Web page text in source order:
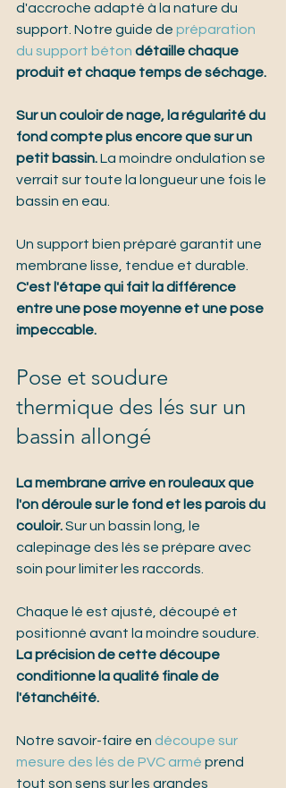
d'accroche adapté à la nature du
support. Notre guide de préparation
du support béton détaille chaque
produit et chaque temps de séchage.
Sur un couloir de nage, la régularité du
fond compte plus encore que sur un
petit bassin. La moindre ondulation se
verrait sur toute la longueur une fois le
bassin en eau.
Un support bien préparé garantit une
membrane lisse, tendue et durable.
C'est l'étape qui fait la différence
entre une pose moyenne et une pose
impeccable.
Pose et soudure
thermique des lés sur un
bassin allongé
La membrane arrive en rouleaux que
l'on déroule sur le fond et les parois du
couloir. Sur un bassin long, le
calepinage des lés se prépare avec
soin pour limiter les raccords.
Chaque lé est ajusté, découpé et
positionné avant la moindre soudure.
La précision de cette découpe
conditionne la qualité finale de
l'étanchéité.
Notre savoir-faire en découpe sur
mesure des lés de PVC armé prend
tout son sens sur les grandes